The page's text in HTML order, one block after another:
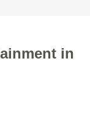
in